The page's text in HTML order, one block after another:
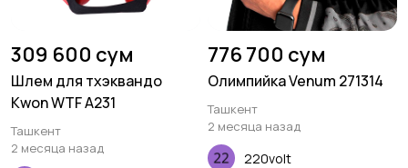
309 600 сум
Шлем для тхэквандо
Kwon WTF A231
Ташкент
2 месяца назад
776 700 сум
Олимпийка Venum 271314
Ташкент
2 месяца назад
220volt